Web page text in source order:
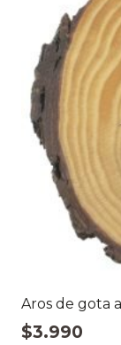
Aros de gota
$3.990